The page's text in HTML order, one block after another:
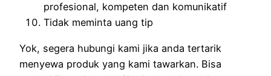
profesional, kompeten dan komunikatif
Tidak meminta uang tip
Yok, segera hubungi kami jika anda tertarik
menyewa produk yang kami tawarkan. Bisa